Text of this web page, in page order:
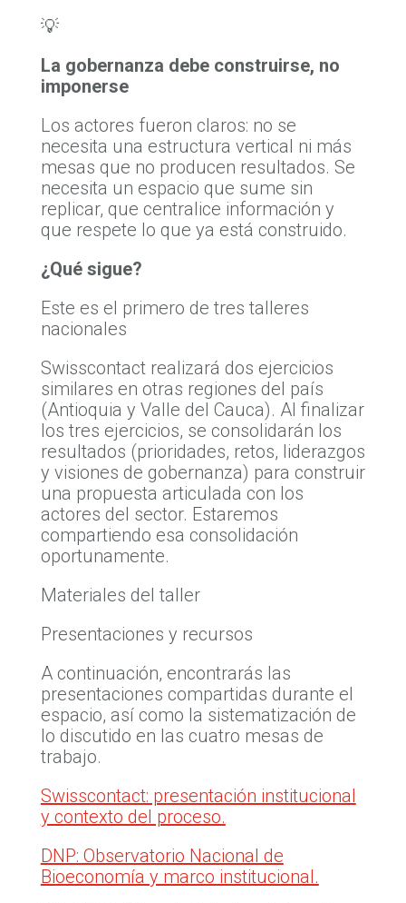
💡
La gobernanza debe construirse, no
imponerse
Los actores fueron claros: no se
necesita una estructura vertical ni más
mesas que no producen resultados. Se
necesita un espacio que sume sin
replicar, que centralice información y
que respete lo que ya está construido.
¿Qué sigue?
Este es el primero de tres talleres
nacionales
Swisscontact realizará dos ejercicios
similares en otras regiones del país
(Antioquia y Valle del Cauca). Al finalizar
los tres ejercicios, se consolidarán los
resultados (prioridades, retos, liderazgos
y visiones de gobernanza) para construir
una propuesta articulada con los
actores del sector. Estaremos
compartiendo esa consolidación
oportunamente.
Materiales del taller
Presentaciones y recursos
A continuación, encontrarás las
presentaciones compartidas durante el
espacio, así como la sistematización de
lo discutido en las cuatro mesas de
trabajo.
Swisscontact: presentación institucional
y contexto del proceso.
DNP: Observatorio Nacional de
Bioeconomía y marco institucional.